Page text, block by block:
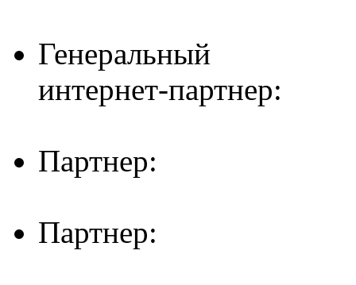
Генеральный
интернет-партнер:
Партнер:
Партнер: